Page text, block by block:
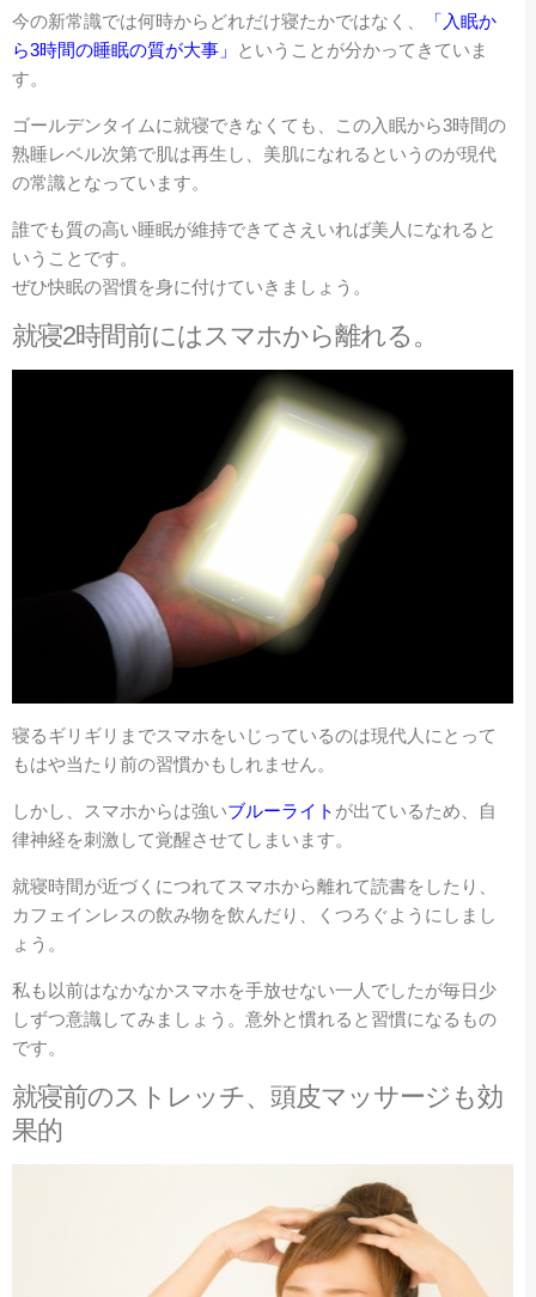
今の新常識では何時からどれだけ寝たかではなく、
「入眠か
ら3時間の睡眠の質が大事」
ということが分かってきていま
す。
ゴールデンタイムに就寝できなくても、この入眠から3時間の
熟睡レベル次第で肌は再生し、美肌になれるというのが現代
の常識となっています。
誰でも質の高い睡眠が維持できてさえいれば美人になれると
いうことです。
ぜひ快眠の習慣を身に付けていきましょう。
就寝2時間前にはスマホから離れる。
寝るギリギリまでスマホをいじっているのは現代人にとって
もはや当たり前の習慣かもしれません。
しかし、スマホからは強いブルーライト が出ているため、自
律神経を刺激して覚醒させてしまいます。
就寝時間が近づくにつれてスマホから離れて読書をしたり、
カフェインレスの飲み物を飲んだり、くつろぐようにしまし
ょう。
私も以前はなかなかスマホを手放せない一人でしたが毎日少
しずつ意識してみましょう。意外と慣れると習慣になるもの
です。
就寝前のストレッチ、頭皮マッサージも効
果的